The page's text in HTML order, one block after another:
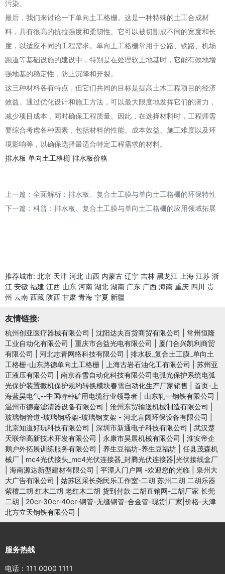
污染。
最后，我们来讨论一下单向土工格栅。这是一种特殊的土工合成材
料，具有很高的抗拉强度和柔韧性。它可以被切割成不同的宽度和长
度，以适应不同的工程需求。单向土工格栅常用于公路、铁路、机场
跑道等基础设施的建设中，特别是在处理软土地基时，它能有效地增
强地基的稳定性，防止沉降和开裂。
这三种材料各有特点，但它们共同的目标是提高土木工程项目的经济
效益。通过优化设计和施工方法，可以最大限度地发挥它们的潜力，
减少项目成本，同时确保工程质量。因此，在选择材料时，工程师需
要综合考虑各种因素，包括材料的性能、成本效益、施工难度以及环
境影响等，以确保选择最适合特定工程需求的材料。
排水板 单向土工格栅 排水板价格
上一篇： 全面解析：排水板、复合土工膜与单向土工格栅的环保特性
下一篇： 科普：排水板、复合土工膜与单向土工格栅的应用领域拓展
推荐城市: 北京 天津 河北 山西 内蒙古 辽宁 吉林 黑龙江 上海 江苏 浙
江 安徽 福建 江西 山东 河南 湖北 湖南 广东 广西 海南 重庆 四川 贵
州 云南 西藏 陕西 甘肃 青海 宁夏 新疆
友情链接:
杭州创亚医疗器械有限公司 沈阳达夫百货商贸有限公司
常州恒隆
工业自动化有限公司
重庆市合益光电有限公司
厦门合兴凯利商贸
有限公司
河北志青网络科技有限公司
排水板_复合土工膜_单向土
工格栅-山东路德单向土工格栅
上海古岩石油化工有限公司
苏州亚
正液压有限公司
南京春雪自动化科技有限公司电弧光保护系统电弧
光保护装置微机保护规约转换模块春雪自动化生产厂家销售
首页-上
海蓝昊电气--中国特种矿用电缆行业领导者
山东轧一钢铁有限公司
温州市德嘉滤清器设备有限公司
沧州东贸输送机械制造有限公司
玻璃钢管道-玻璃钢桥架-玻璃钢支架 - 河北言阔环保设备有限公司
北京知道好玩科技有限公司
深圳市新通电子科技有限公司
武汉楚
天联华高新技术开发有限公司
永康市昊展机械有限公司
淮安帝企
鹅户外拓展训练服务有限公司
养生豆福坊-养生豆福坊
任县茂森机
械厂
mc4光伏接头_mc4光伏连接器_封腾光伏连接器|光伏接线盒厂
海南源达新型建材有限公司 平潭人门户网 -欢迎您的光临
泉州大
大广告有限公司
姑苏区采长尧民乐工作室-二胡 苏州二胡 二胡乐器
紫檀二胡 红木二胡 老红木二胡 货到付款 二胡直销网-二胡厂家 长尧
二胡
20cr-30cr-40cr-钢管-无缝钢管-合金管-现货|厂家|价格-天津
北方立天钢铁有限公司
服务热线
电话：111 0000 1111